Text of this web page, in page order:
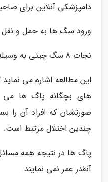
دامپزشکی آنلاین برای
ورود سگ ها به حمل و نقل
نجات 8 سگ چینی به وسیله پناهگاهی در تورنتو
این مطالعه اشاره می
های بچگانه پاگ ها می
صورتشان که افراد آن را
چندین اختلال مرتبط است.
پاگ ها در نتیجه همه
آنقدر عمر نمی نمایند.